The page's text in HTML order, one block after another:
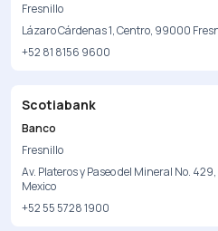
Fresnillo
Lázaro Cárdenas 1, Centro, 99000
+52 81 8156 9600
Scotiabank
Banco
Fresnillo
Av. Plateros y Paseo del Mineral No.
Mexico
+52 55 5728 1900